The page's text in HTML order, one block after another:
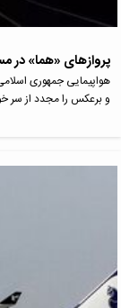
پروازهای «هما» در
و برعکس را مجدد از سر